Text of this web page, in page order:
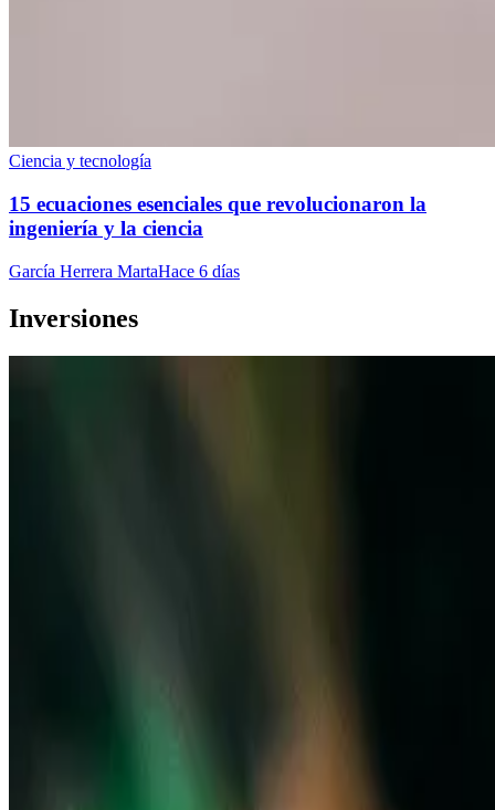
Ciencia y tecnología
15 ecuaciones esenciales que revolucionaron la
ingeniería y la ciencia
García Herrera MartaHace 6 días
Inversiones